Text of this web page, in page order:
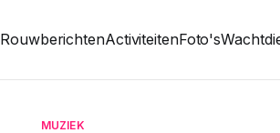
RouwberichtenActiviteitenFoto's
MUZIEK